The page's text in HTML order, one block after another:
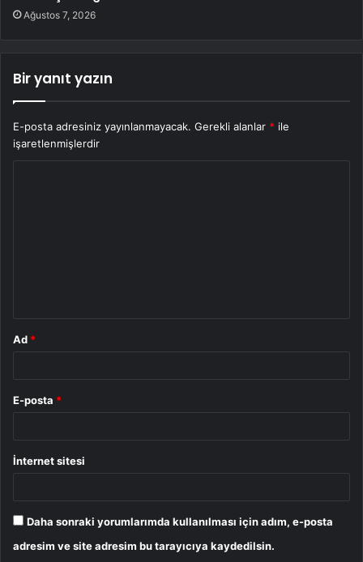
Ağustos 7, 2026
Bir yanıt yazın
E-posta adresiniz yayınlanmayacak. Gerekli alanlar * ile
işaretlenmişlerdir
Ad *
E-posta *
İnternet sitesi
Daha sonraki yorumlarımda kullanılması için adım, e-posta
adresim ve site adresim bu tarayıcıya kaydedilsin.